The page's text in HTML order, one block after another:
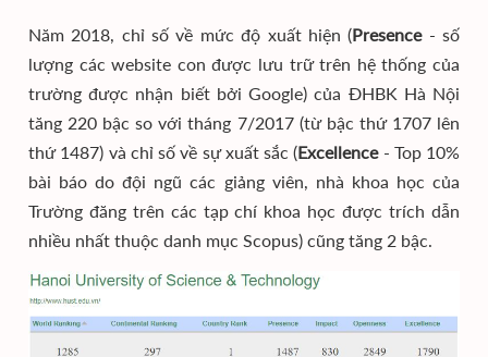
Năm 2018, chỉ số về mức độ xuất hiện (Presence- số
lượng các website con được lưu trữ trên hệ thống của
trường được nhận biết bởi Google) của ĐHBK Hà Nội
tăng 220 bậc so với tháng 7/2017 (từ bậc thứ 1707 lên
thứ 1487) và chỉ số về sự xuất sắc (Excellence - Top 10%
bài báo do đội ngũ các giảng viên, nhà khoa học của
Trường đăng trên các tạp chí khoa học được trích dẫn
nhiều nhất thuộc danh mục Scopus) cũng tăng 2 bậc.